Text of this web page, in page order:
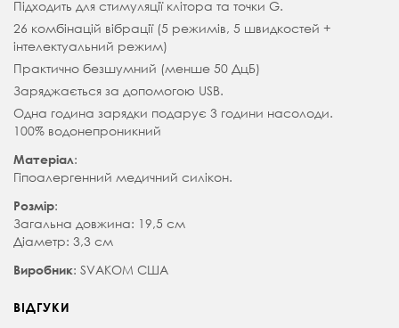
Підходить для стимуляції клітора та точки G.
26 комбінацій вібрації (5 режимів, 5 швидкостей +
інтелектуальний режим)
Практично безшумний (менше 50 ДцБ)
Заряджається за допомогою USB.
Одна година зарядки подарує 3 години насолоди.
100% водонепроникний
Матеріал:
Гіпоалергенний медичний силікон.
Розмір:
Загальна довжина: 19,5 см
Діаметр: 3,3 см
Виробник: SVAKOM США
ВІДГУКИ